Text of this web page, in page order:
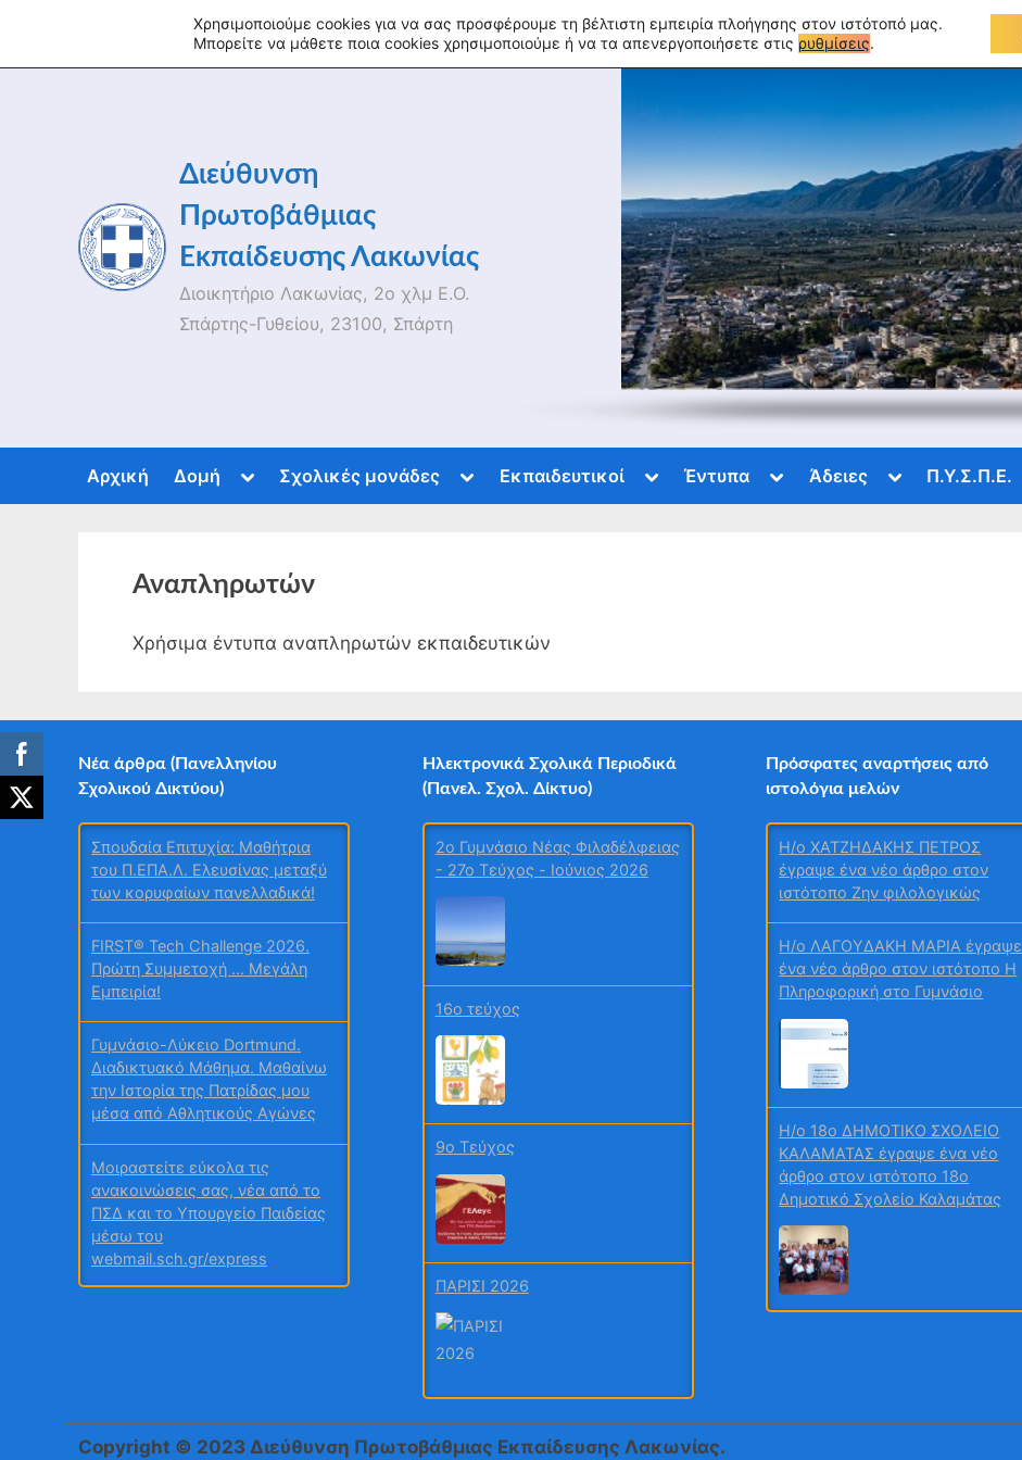
tw in rss
Διεύθυνση
Πρωτοβάθμιας
Εκπαίδευσης Λακωνίας
Διοικητήριο Λακωνίας, 2ο χλμ Ε.Ο.
Σπάρτης-Γυθείου, 23100, Σπάρτη
Αρχική Δομή
Toggle
menu
Σχολικές μονάδες
Toggle
menu
Εκπαιδευτικοί
Toggle
menu
Έντυπα
Toggle
menu
Toggle
Άδειες
Toggle
menu
Π.Υ.Σ.Π.Ε.
Αναπληρωτών
Χρήσιμα έντυπα αναπληρωτών εκπαιδευτικών
Νέα άρθρα (Πανελληνίου
Σχολικού Δικτύου)
Σπουδαία Επιτυχία: Μαθήτρια
του Π.ΕΠΑ.Λ. Ελευσίνας μεταξύ
των κορυφαίων πανελλαδικά!
FIRST® Tech Challenge 2026.
Πρώτη Συμμετοχή … Μεγάλη
Εμπειρία!
Γυμνάσιο-Λύκειο Dortmund.
Διαδικτυακό Μάθημα. Μαθαίνω
την Ιστορία της Πατρίδας μου
μέσα από Αθλητικούς Αγώνες
Μοιραστείτε εύκολα τις
ανακοινώσεις σας, νέα από το
ΠΣΔ και το Υπουργείο Παιδείας
μέσω του
webmail.sch.gr/express
ενέργεια και βγαίνω
κερδισμένος!»
Ηλεκτρονικά Σχολικά Περιοδικά
(Πανελ. Σχολ. Δίκτυο)
2o Γυμνάσιο Νέας Φιλαδέλφειας
- 27ο Τεύχος - Ιούνιος 2026
16ο τεύχος
9ο Τεύχος
ΠΑΡΙΣΙ 2026
Πρόσφατες αναρτήσεις από
ιστολόγια μελών
H/o ΧΑΤΖΗΔΑΚΗΣ ΠΕΤΡΟΣ
έγραψε ένα νέο άρθρο στον
ιστότοπο Ζην φιλολογικώς
H/o ΛΑΓΟΥΔΑΚΗ ΜΑΡΙΑ έγραψε
ένα νέο άρθρο στον ιστότοπο Η
Πληροφορική στο Γυμνάσιο
H/o 18ο ΔΗΜΟΤΙΚΟ ΣΧΟΛΕΙΟ
ΚΑΛΑΜΑΤΑΣ έγραψε ένα νέο
άρθρο στον ιστότοπο 18ο
Δημοτικό Σχολείο Καλαμάτας
στην Εκπαίδευση
Copyright © 2023 Διεύθυνση Πρωτοβάθμιας Εκπαίδευσης Λακωνίας.
Χρησιμοποιούμε cookies για να σας προσφέρουμε τη βέλτιστη εμπειρία πλοήγησης στον ιστότοπό μας.
Μπορείτε να μάθετε ποια cookies χρησιμοποιούμε ή να τα απενεργοποιήσετε στις ρυθμίσεις.